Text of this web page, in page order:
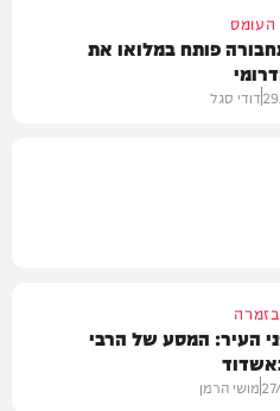
פותח במלואו את
דודי סגל
העיר: המסע של הרבי
מושי הרמן